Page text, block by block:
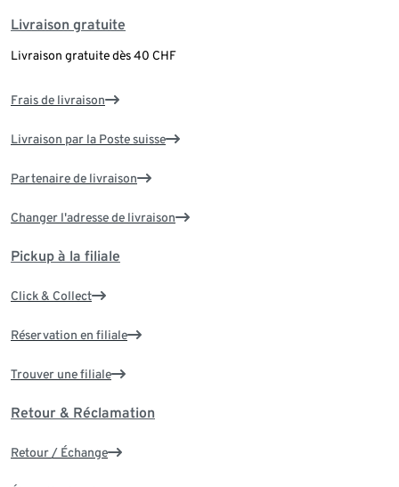
Livraison gratuite
Livraison gratuite dès 40 CHF
Frais de livraison
Livraison par la Poste suisse
Partenaire de livraison
Changer l'adresse de livraison
Pickup à la filiale
Click & Collect
Réservation en filiale
Trouver une filiale
Retour & Réclamation
Retour / Échange